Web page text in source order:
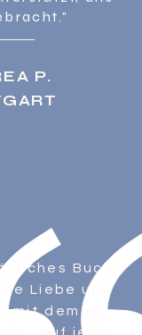
P.
Buch,
Liebe und
mit dem es